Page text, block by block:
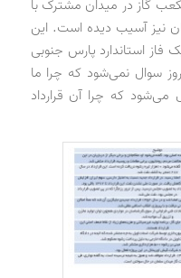
فوت مکعب گاز در میدان مشترک با
نیز آسیب دیده است. این
بیش از 50 درصد یک فاز استاندارد پارس جنوبی
سوال نمی‌شود که چرا ما
که چرا آن قرارداد